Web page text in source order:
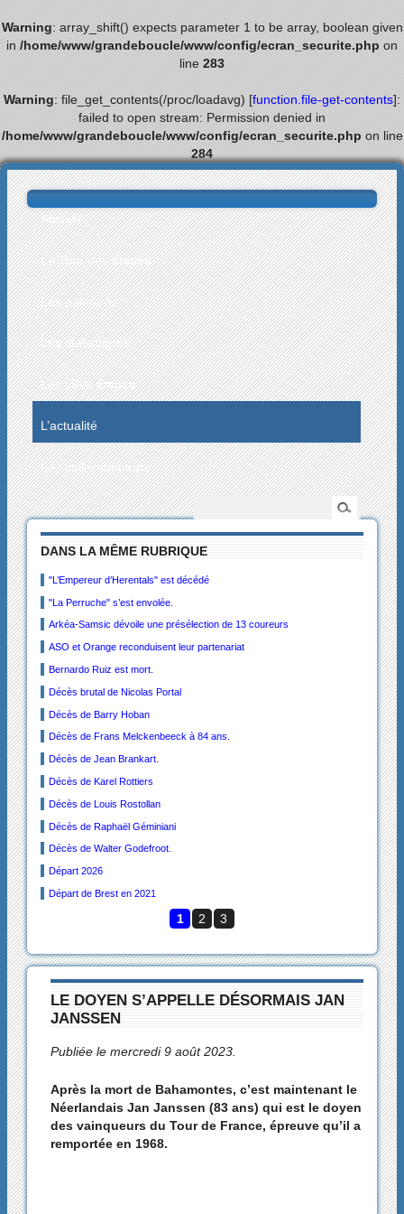
Warning: array_shift() expects parameter 1 to be array, boolean given
in /home/www/grandeboucle/www/config/ecran_securite.php on
line 283
Warning: file_get_contents(/proc/loadavg) [function.file-get-contents]:
failed to open stream: Permission denied in
/home/www/grandeboucle/www/config/ecran_securite.php on line
284
Accueil
Le Tour des étapes
Les palmarès
Les statistiques
Les villes étapes
L’actualité
Les collectionneurs
DANS LA MÊME RUBRIQUE
"L’Empereur d’Herentals" est décédé
"La Perruche" s’est envolée.
Arkéa-Samsic dévoile une présélection de 13 coureurs
ASO et Orange reconduisent leur partenariat
Bernardo Ruiz est mort.
Décès brutal de Nicolas Portal
Décès de Barry Hoban
Décès de Frans Melckenbeeck à 84 ans.
Décès de Jean Brankart.
Décès de Karel Rottiers
Décès de Louis Rostollan
Décès de Raphaël Géminiani
Décès de Walter Godefroot.
Départ 2026
Départ de Brest en 2021
1 2 3
LE DOYEN S’APPELLE DÉSORMAIS JAN
JANSSEN
Publiée le mercredi 9 août 2023.
Après la mort de Bahamontes, c’est maintenant le
Néerlandais Jan Janssen (83 ans) qui est le doyen
des vainqueurs du Tour de France, épreuve qu’il a
remportée en 1968.